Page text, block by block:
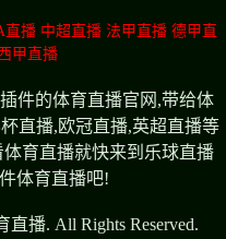
直播 中超直播 法甲直播 德甲直
甲直播
件的体育直播官网,带给体
直播,欧冠直播,英超直播等
育直播就快来到乐球直播
体育直播吧!
播. All Rights Reserved.